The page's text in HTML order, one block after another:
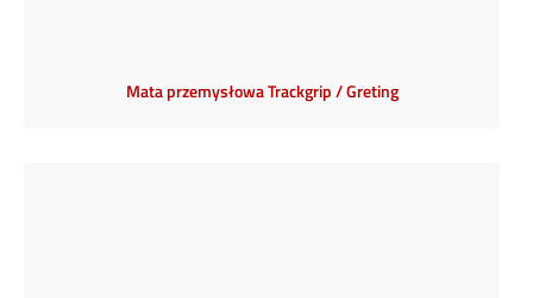
Mata przemysłowa Trackgrip / Greting